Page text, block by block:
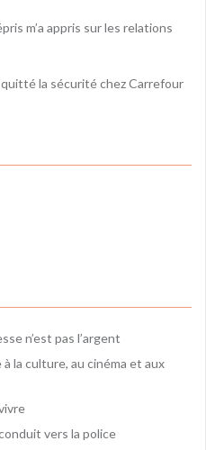
m’a appris sur les relations
la sécurité chez Carrefour
n’est pas l’argent
la culture, au cinéma et aux
vers la police